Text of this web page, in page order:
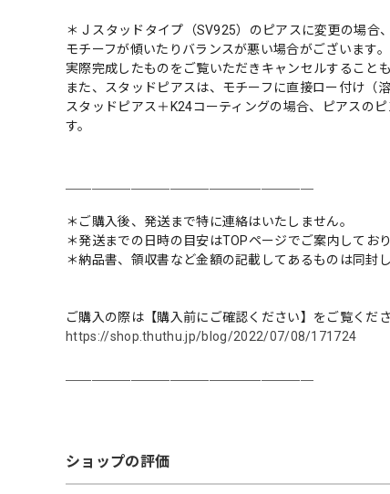
＊ J スタッドタイプ（SV925）のピアスに変更の場合
モチーフが傾いたりバランスが悪い場合がございます。
実際完成したものをご覧いただきキャンセルすることも
また、スタッドピアスは、モチーフに直接ロー付け（
スタッドピアス＋K24コーティングの場合、ピアスの
す。
＊ご購入後、発送まで特に連絡はいたしません。
＊発送までの日時の目安はTOPページでご案内しており
＊納品書、領収書など金額の記載してあるものは同封
ご購入の際は【購入前にご確認ください】をご覧くだ
https://shop.thuthu.jp/blog/2022/07/08/171724
ショップの評価